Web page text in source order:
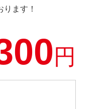
ます！
円